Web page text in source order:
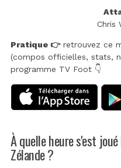
Chris
Pratique 👉retrouvez ce
(compos officielles, stats,
programme TV Foot 👇
À quelle heure s'est
Zélande ?